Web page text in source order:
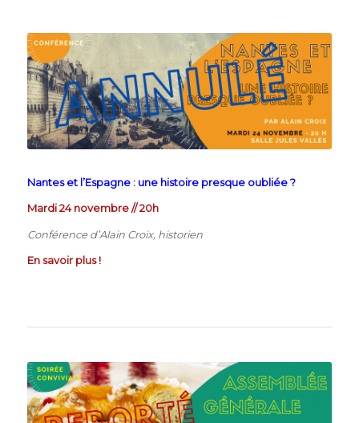
Nantes et l’Espagne : une histoire presque oubliée ?
Mardi 24 novembre // 20h
Conférence d’Alain Croix, historien
En savoir plus !